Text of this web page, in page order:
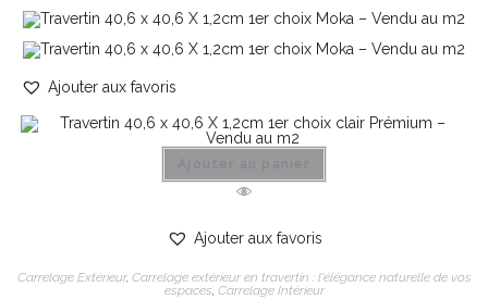
Ajouter aux favoris
Ajouter aux favoris
Carrelage Extérieur, Carrelage extérieur en travertin : l'élégance naturelle de vos
espaces, Carrelage Intérieur